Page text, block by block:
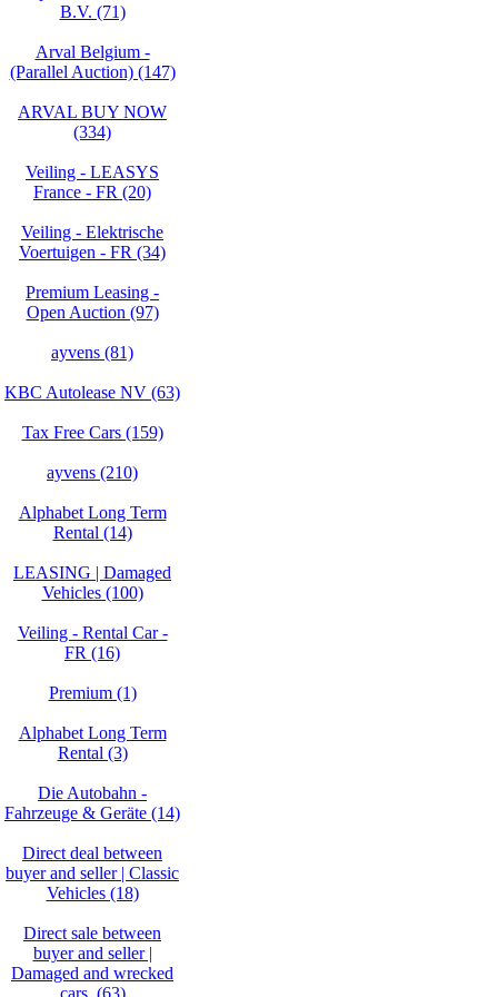
B.V. (71)
Arval Belgium -
(Parallel Auction) (147)
ARVAL BUY NOW
(334)
Veiling - LEASYS
France - FR (20)
Veiling - Elektrische
Voertuigen - FR (34)
Premium Leasing -
Open Auction (97)
ayvens (81)
KBC Autolease NV (63)
Tax Free Cars (159)
ayvens (210)
Alphabet Long Term
Rental (14)
LEASING | Damaged
Vehicles (100)
Veiling - Rental Car -
FR (16)
Premium (1)
Alphabet Long Term
Rental (3)
Die Autobahn -
Fahrzeuge & Geräte (14)
Direct deal between
buyer and seller | Classic
Vehicles (18)
Direct sale between
buyer and seller |
Damaged and wrecked
cars. (63)